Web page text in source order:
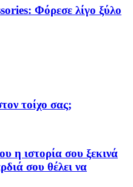
Φόρεσε λίγο ξύλο
τοίχο σας;
η ιστορία σου ξεκινά
σου θέλει να